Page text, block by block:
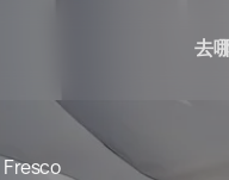
去
Fresco